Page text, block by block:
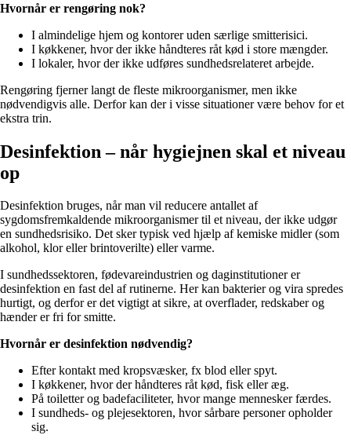
Hvornår er rengøring nok?
I almindelige hjem og kontorer uden særlige smitterisici.
I køkkener, hvor der ikke håndteres råt kød i store mængder.
I lokaler, hvor der ikke udføres sundhedsrelateret arbejde.
Rengøring fjerner langt de fleste mikroorganismer, men ikke
nødvendigvis alle. Derfor kan der i visse situationer være behov for et
ekstra trin.
Desinfektion – når hygiejnen skal et niveau
op
Desinfektion bruges, når man vil reducere antallet af
sygdomsfremkaldende mikroorganismer til et niveau, der ikke udgør
en sundhedsrisiko. Det sker typisk ved hjælp af kemiske midler (som
alkohol, klor eller brintoverilte) eller varme.
I sundhedssektoren, fødevareindustrien og daginstitutioner er
desinfektion en fast del af rutinerne. Her kan bakterier og vira spredes
hurtigt, og derfor er det vigtigt at sikre, at overflader, redskaber og
hænder er fri for smitte.
Hvornår er desinfektion nødvendig?
Efter kontakt med kropsvæsker, fx blod eller spyt.
I køkkener, hvor der håndteres råt kød, fisk eller æg.
På toiletter og badefaciliteter, hvor mange mennesker færdes.
I sundheds- og plejesektoren, hvor sårbare personer opholder
sig.